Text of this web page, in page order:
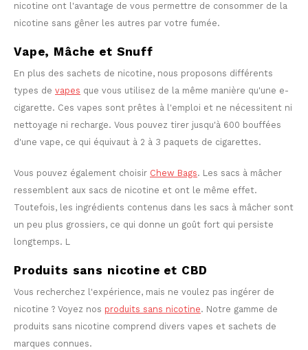
nicotine ont l'avantage de vous permettre de consommer de la
nicotine sans gêner les autres par votre fumée.
Vape, Mâche et Snuff
En plus des sachets de nicotine, nous proposons différents
types de vapes que vous utilisez de la même manière qu'une e-
cigarette. Ces vapes sont prêtes à l'emploi et ne nécessitent ni
nettoyage ni recharge. Vous pouvez tirer jusqu'à 600 bouffées
d'une vape, ce qui équivaut à 2 à 3 paquets de cigarettes.
Vous pouvez également choisir Chew Bags. Les sacs à mâcher
ressemblent aux sacs de nicotine et ont le même effet.
Toutefois, les ingrédients contenus dans les sacs à mâcher sont
un peu plus grossiers, ce qui donne un goût fort qui persiste
longtemps. L
Produits sans nicotine et CBD
Vous recherchez l'expérience, mais ne voulez pas ingérer de
nicotine ? Voyez nos produits sans nicotine. Notre gamme de
produits sans nicotine comprend divers vapes et sachets de
marques connues.